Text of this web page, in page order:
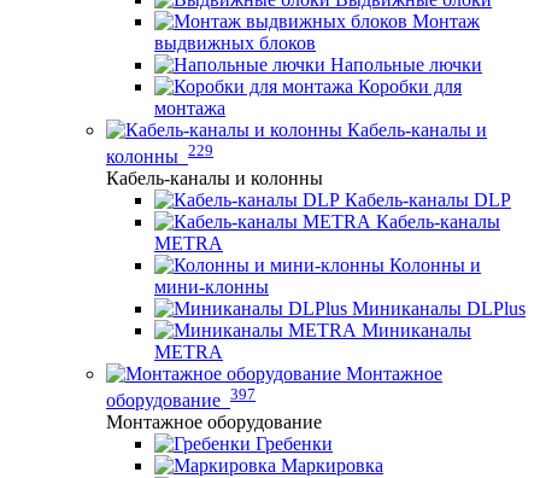
Монтаж
выдвижных блоков
Напольные лючки
Коробки для
монтажа
Кабель-каналы и
колонны 229
Кабель-каналы и колонны
Кабель-каналы DLP
Кабель-каналы
METRA
Колонны и
мини-клонны
Миниканалы DLPlus
Миниканалы
METRA
Монтажное
оборудование 397
Монтажное оборудование
Гребенки
Маркировка